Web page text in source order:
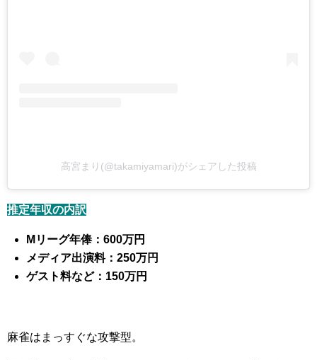
高宮まり(@takamiyamari)がシェアした投稿
推定年収の内訳
Mリーグ年俸：600万円
メディア出演料：250万円
ゲスト料など：150万円
麻雀はまっすぐな攻撃型。